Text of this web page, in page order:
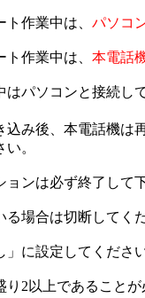
作業中は、 パソコ
作業中は、 本電話
はパソコンと接続し
込み後、本電話機は
。
ョンは必ず終了して
る場合は切断してく
」に設定してくださ
り2以上であること